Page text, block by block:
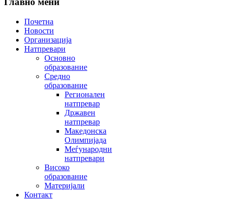
Почетна
Новости
Организација
Натпревари
Основно
образование
Средно
образование
Регионален
натпревар
Државен
натпревар
Македонска
Олимпијада
Меѓународни
натпревари
Високо
образование
Материјали
Контакт